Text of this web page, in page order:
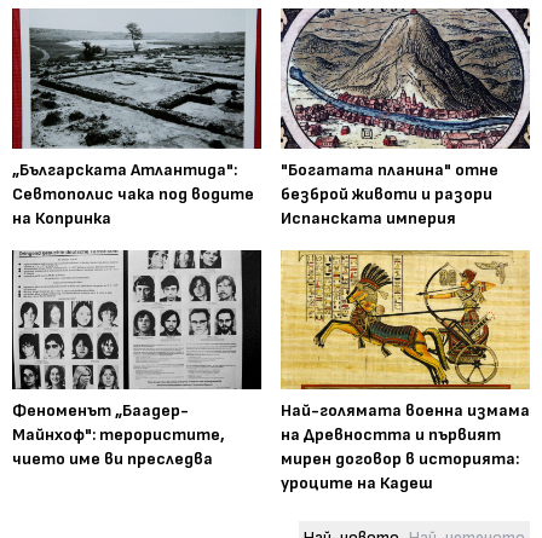
„Българската Атлантида":
Севтополис чака под водите
на Копринка
"Богатата планина" отне
безброй животи и разори
Испанската империя
Феноменът „Баадер-
Майнхоф": терористите,
чието име ви преследва
Най-голямата военна измама
на Древността и първият
мирен договор в историята:
уроците на Кадеш